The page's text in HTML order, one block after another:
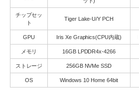
チップセッ
ト
Tiger Lake-U/Y PCH
GPU Iris Xe Graphics(CPU内蔵)
メモリ 16GB LPDDR4x-4266
ストレージ 256GB NVMe SSD
OS Windows 10 Home 64bit